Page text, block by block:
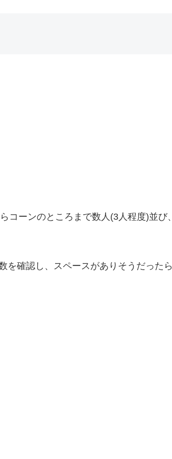
コーンのところまで数人(3人程度)並び、
を確認し、スペースがありそうだったら